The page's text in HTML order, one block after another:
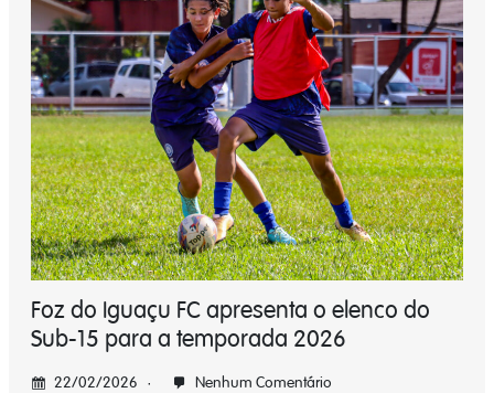
Foz do Iguaçu FC apresenta o elenco do
Sub-15 para a temporada 2026
22/02/2026 Nenhum Comentário